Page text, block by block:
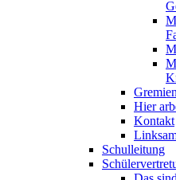
Gremien
Hier
Kontakt
Schulleitung